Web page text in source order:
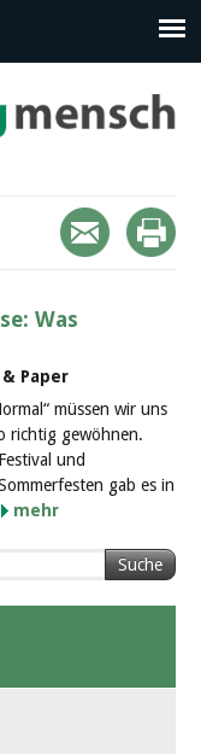
Was
& Paper
müssen wir uns
richtig gewöhnen.
und
gab es in
mehr
Suche